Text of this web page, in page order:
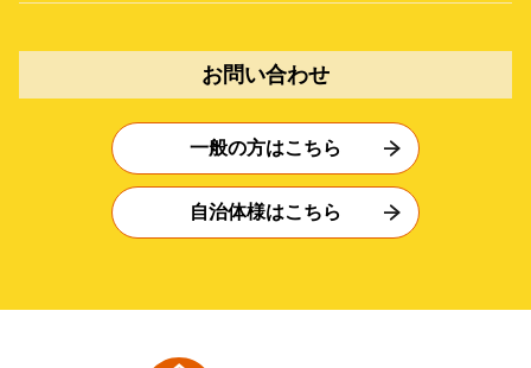
お問い合わせ
一般の方はこちら
自治体様はこちら